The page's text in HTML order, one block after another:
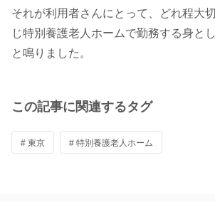
それが利用者さんにとって、どれ程大
じ特別養護老人ホームで勤務する身と
と鳴りました。
この記事に関連するタグ
# 東京 # 特別養護老人ホーム